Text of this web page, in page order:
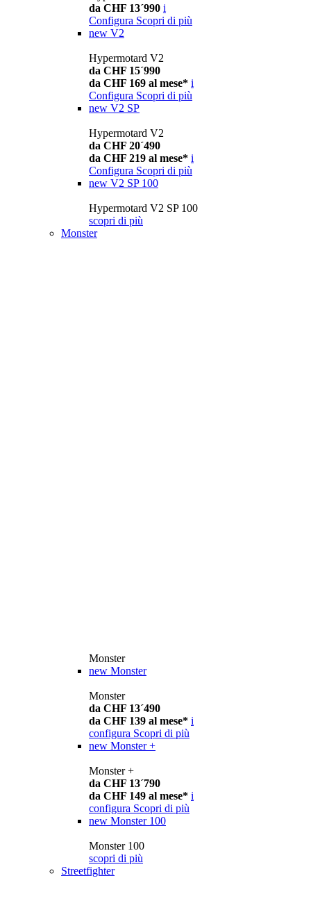
da CHF 13´990 i
Configura Scopri di più
new V2
Hypermotard V2
da CHF 15´990
da CHF 169 al mese* i
Configura Scopri di più
new V2 SP
Hypermotard V2
da CHF 20´490
da CHF 219 al mese* i
Configura Scopri di più
new V2 SP 100
Hypermotard V2 SP 100
scopri di più
Monster
Monster
new Monster
Monster
da CHF 13´490
da CHF 139 al mese* i
configura Scopri di più
new Monster +
Monster +
da CHF 13´790
da CHF 149 al mese* i
configura Scopri di più
new Monster 100
Monster 100
scopri di più
Streetfighter